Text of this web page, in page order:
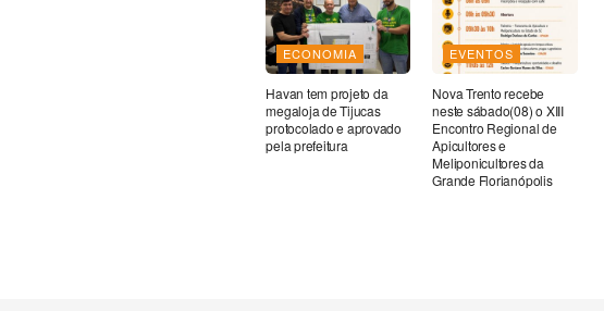
ECONOMIA
Havan tem projeto da
megaloja de Tijucas
protocolado e aprovado
pela prefeitura
EVENTOS
Nova Trento recebe
neste sábado(08) o XIII
Encontro Regional de
Apicultores e
Meliponicultores da
Grande Florianópolis